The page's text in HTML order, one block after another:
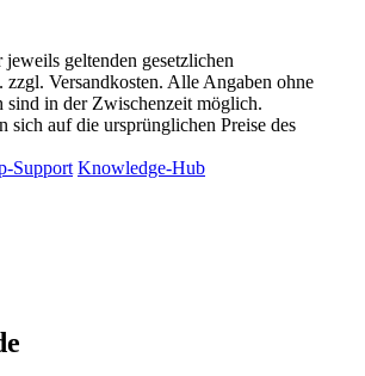
geltenden gesetzlichen
zzgl. Versandkosten. Alle Angaben ohne
sind in der Zwischenzeit möglich.
sich auf die ursprünglichen Preise des
Support Knowledge-Hub